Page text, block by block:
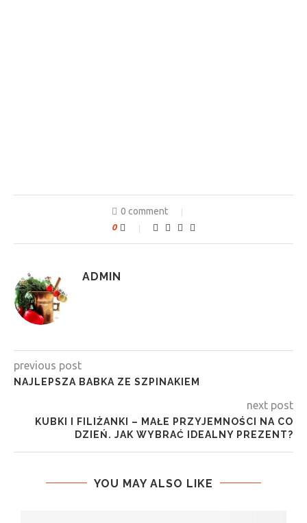
0 comment
0
ADMIN
previous post
NAJLEPSZA BABKA ZE SZPINAKIEM
next post
KUBKI I FILIŻANKI – MAŁE PRZYJEMNOŚCI NA CO
DZIEŃ. JAK WYBRAĆ IDEALNY PREZENT?
YOU MAY ALSO LIKE